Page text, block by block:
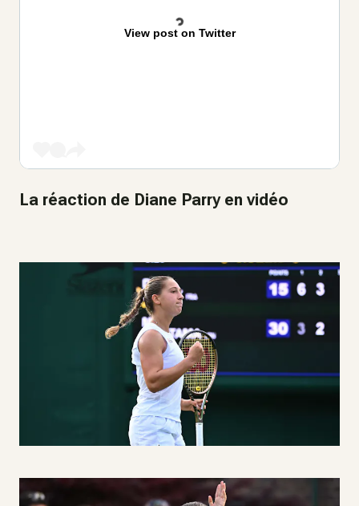
View post on Twitter
La réaction de Diane Parry en vidéo